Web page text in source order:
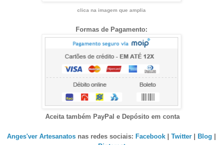
clica na imagem que amplia
Formas de Pagamento:
Aceita também PayPal e Depósito em conta
Anges'ver Artesanatos nas redes sociais: Facebook Twitter Blog